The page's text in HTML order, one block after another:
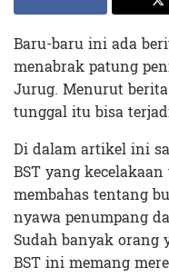
Baru-baru ini ada
menabrak patung
Jurug. Menurut
tunggal itu bisa
Di dalam artikel ini
BST yang
membahas tentang
nyawa penumpang
Sudah banyak orang
BST ini memang